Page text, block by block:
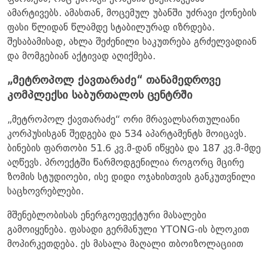
ამარტივებს. ამასთან, მოცემულ უბანში უძრავი ქონების
ფასი წლიდან წლამდე სტაბილურად იზრდება.
შესაბამისად, ახლა შეძენილი საკუთრება გრძელვადიან
და მომგებიან აქტივად აღიქმება.
„მეტროპოლ ქავთარაძე“ თანამედროვე
კომპლექსი საბურთალოს ცენტრში
„მეტროპოლ ქავთარაძე“ ორი მრავალსართულიანი
კორპუსისგან შედგება და 534 აპარტამენტს მოიცავს.
ბინების ფართობი 51.6 კვ.მ-დან იწყება და 187 კვ.მ-მდე
აღწევს. პროექტში წარმოდგენილია როგორც მცირე
ზომის სტუდიოები, ისე დიდი ოჯახისთვის განკუთვნილი
საცხოვრებლები.
მშენებლობისას ენერგოეფექტური მასალები
გამოიყენება. ფასადი გერმანული YTONG-ის ბლოკით
მოპირკეთდება. ეს მასალა მაღალი თბოიზოლაციით